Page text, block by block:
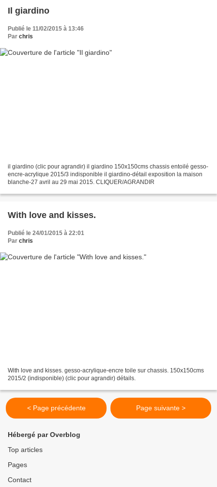
Il giardino
Publié le 11/02/2015 à 13:46
Par chris
il giardino (clic pour agrandir) il giardino 150x150cms chassis entoilé gesso-
encre-acrylique 2015/3 indisponible il giardino-détail exposition la maison
blanche-27 avril au 29 mai 2015. CLIQUER/AGRANDIR
With love and kisses.
Publié le 24/01/2015 à 22:01
Par chris
With love and kisses. gesso-acrylique-encre toile sur chassis. 150x150cms
2015/2 (indisponible) (clic pour agrandir) détails.
< Page précédente Page suivante >
Hébergé par Overblog
Top articles
Pages
Contact